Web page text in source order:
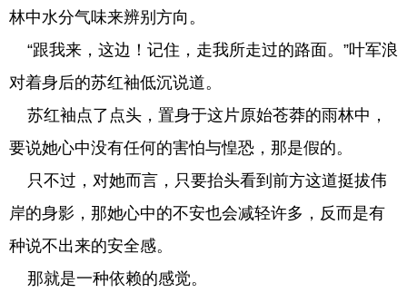
林中水分气味来辨别方向。
“跟我来，这边！记住，走我所走过的路面。”叶军浪
对着身后的苏红袖低沉说道。
苏红袖点了点头，置身于这片原始苍莽的雨林中，
要说她心中没有任何的害怕与惶恐，那是假的。
只不过，对她而言，只要抬头看到前方这道挺拔伟
岸的身影，那她心中的不安也会减轻许多，反而是有
种说不出来的安全感。
那就是一种依赖的感觉。